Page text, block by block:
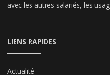
avec les autres salariés, les
LIENS RAPIDES
Actualité